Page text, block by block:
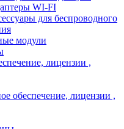
WI-FI
для беспроводного
модули
лицензии ,
обеспечение, лицензии ,